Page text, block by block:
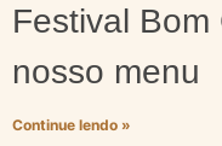
Festival
nosso menu
Continue lendo »